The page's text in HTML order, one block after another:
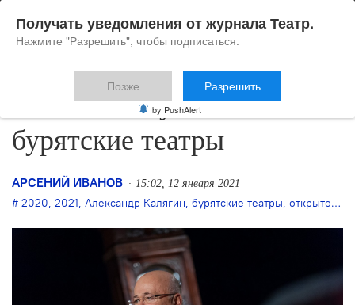
Калягин вступился за
бурятские театры
АРСЕНИЙ ИВАНОВ 15:02, 12 января 2021
2020, 2021, Александр Калягин, бурятские театры, открытое письмо
Получать уведомления от журнала Театр.
Нажмите "Разрешить", чтобы подписаться.
Позже Разрешить
by PushAlert